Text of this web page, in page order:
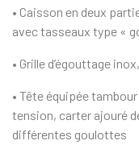
• Caisson en deux
avec tasseaux type «
• Grille d’égouttage
• Tête équipée
tension, carter ajouré
différentes goulottes